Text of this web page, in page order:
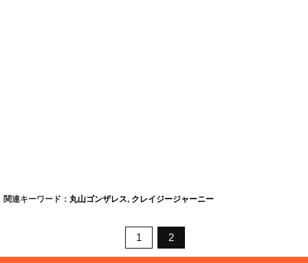
関連キーワード： 丸山ゴンザレス, クレイジージャーニー
1 2